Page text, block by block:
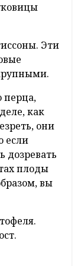
Эти
перца,
как
они
если
дозревать
плоды
вы